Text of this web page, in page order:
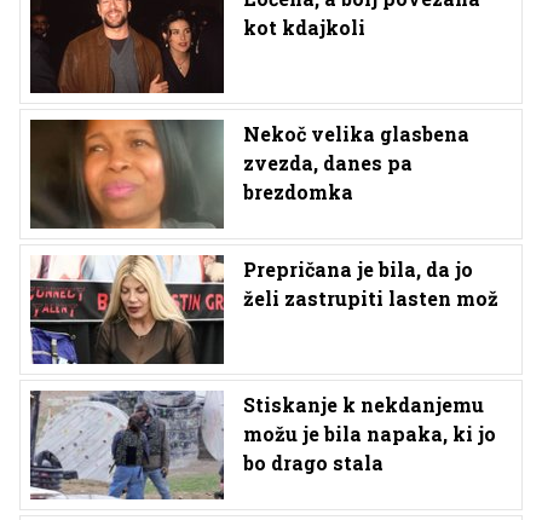
kot kdajkoli
Nekoč velika glasbena
zvezda, danes pa
brezdomka
Prepričana je bila, da jo
želi zastrupiti lasten mož
Stiskanje k nekdanjemu
možu je bila napaka, ki jo
bo drago stala